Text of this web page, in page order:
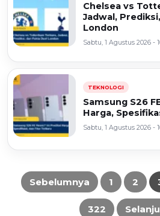
Chelsea vs
Jadwal,
London
Sabtu, 1 Agustus 2026 -
TEKNOLOGI
Samsung S26
Harga,
Sabtu, 1 Agustus 2026 -
Paginasi
Sebelumnya 1 2
322